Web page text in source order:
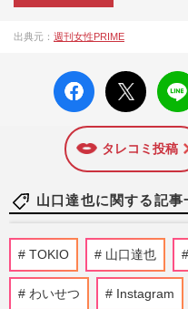
成27年）1月に開設された
陣の執筆記事を配信するほ
面に掲載された記事から、
特に関心の高い題材の記事
しています！
出典元： 週刊女性PRIME
facebo
ok い
X ポス
ト
LINE
タレコミ投稿
山口達也に関する記事
元TOKIO
た『ベー
けに」フ
『週刊女性』
TOKIO 山口達也
わいせつ Instagram